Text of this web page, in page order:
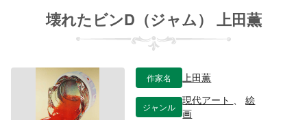
壊れたビンD（ジャム） 上田薫
作家名 上田薫
ジャンル
現代アート 、絵
画